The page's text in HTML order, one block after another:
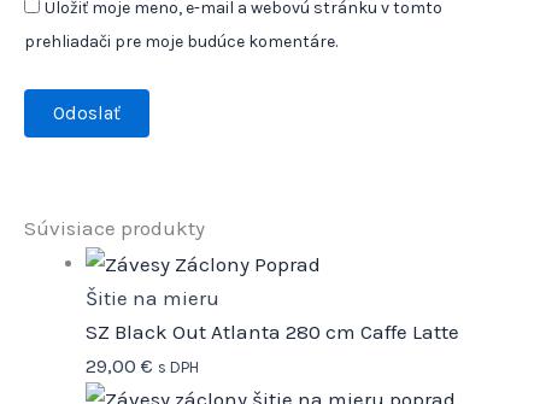
Uložiť moje meno, e-mail a webovú stránku v tomto
prehliadači pre moje budúce komentáre.
Súvisiace produkty
Šitie na mieru
SZ Black Out Atlanta 280 cm Caffe Latte
29,00 € s DPH